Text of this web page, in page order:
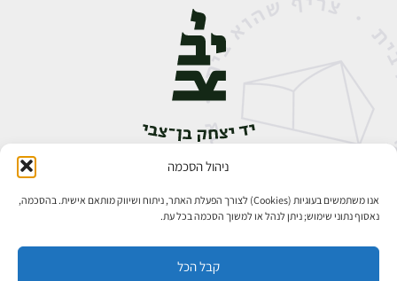
ניהול הסכמה
אנו משתמשים בעוגיות (Cookies) לצורך הפעלת האתר, ניתוח ושיווק מותאם אישית. בהסכמה,
נאסוף נתוני שימוש; ניתן לנהל או למשוך הסכמה בכל עת.
קבל הכל
אבן גבירול 14, רחביה, ירושלים